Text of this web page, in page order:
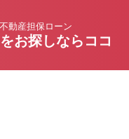
動産担保ローン
お探しならココ